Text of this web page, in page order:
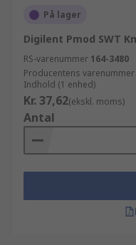
På lager
Digilent Pmod SWT
RS-varenummer 164-3480
Producentens varenummer
Indhold (1 enhed)
Kr. 37,62(ekskl. moms)
Antal